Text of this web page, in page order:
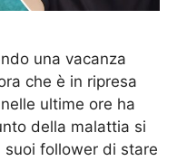
una vacanza
che è in ripresa
ultime ore ha
della malattia si
follower di stare